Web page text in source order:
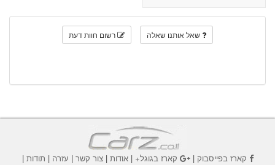
שאל אותנו שאלה רשום חוות דעת
קארז בפייסבוק| קארז בגוגל+|אודות |צור קשר | עזרה | תודות |